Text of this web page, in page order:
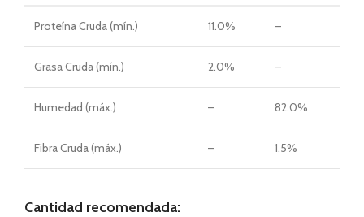
Proteína Cruda (mín.) 11.0% –
Grasa Cruda (mín.) 2.0% –
Humedad (máx.) – 82.0%
Fibra Cruda (máx.) – 1.5%
Cantidad recomendada: